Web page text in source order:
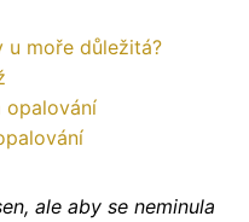
u moře důležitá?
opalování
ale aby se neminula